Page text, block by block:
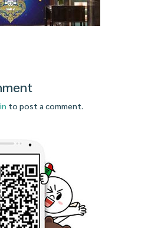
to post a comment.